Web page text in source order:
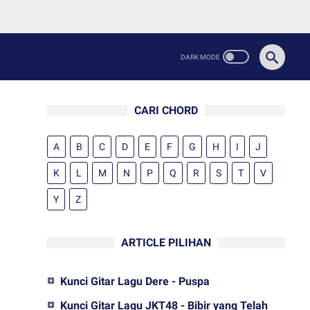
CARI CHORD
A B C D E F G H I J
K L M N P Q R S T V
Y Z
ARTICLE PILIHAN
Kunci Gitar Lagu Dere - Puspa
Kunci Gitar Lagu JKT48 - Bibir yang Telah